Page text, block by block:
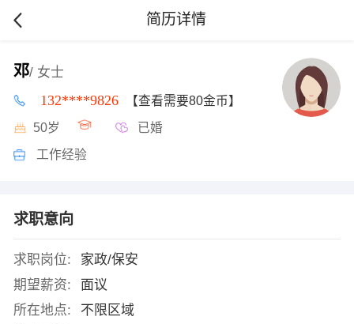
简历详情
邓/ 女士
132****9826 【查看需要80金币】
50岁 已婚
工作经验
求职意向
求职岗位:
家政/保安
期望薪资:
面议
所在地点:
不限区域